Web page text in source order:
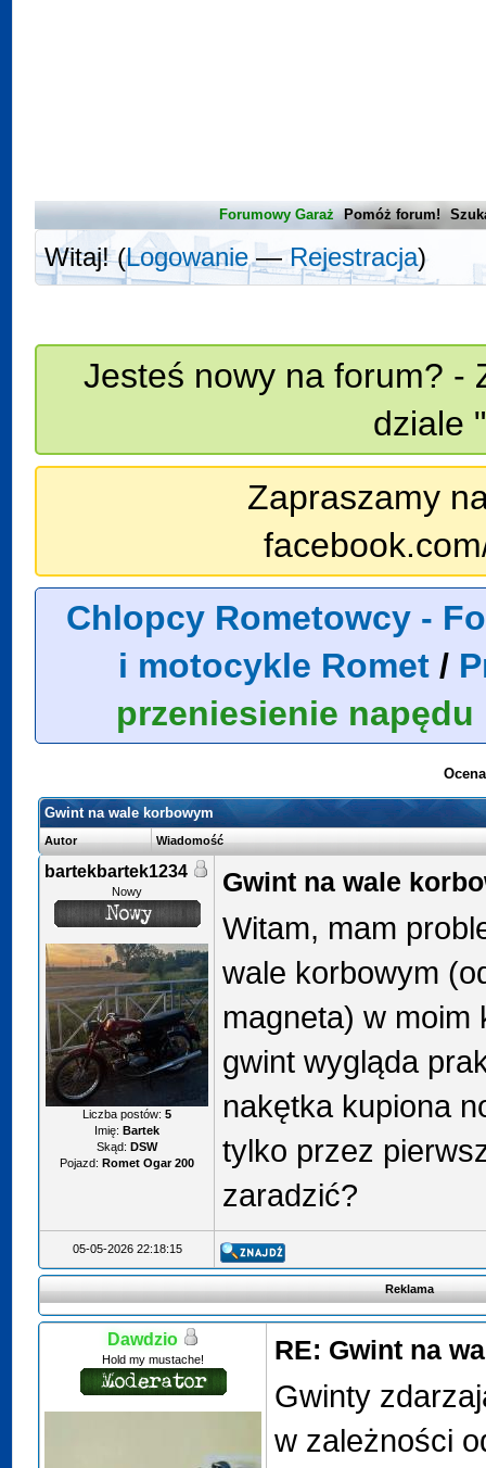
Forumowy Garaż Pomóż forum!
Witaj! (Logowanie—Rejestracja)
Jesteś nowy na forum? -
dziale
Zapraszamy
Chlopcy Rometowcy -
i motocykle Romet /
przeniesienie napędu
Gwint na wale korbowym
Autor Wiadomość
bartekbartek1234
Nowy
Liczba postów:5
Imię: Bartek
Skąd: DSW
Pojazd: Romet Ogar 200
Gwint na wale
Witam, mam
wale korbowym
magneta) w moim
gwint wygląda
nakętka kupiona
tylko przez
zaradzić?
05-05-2026 22:18:15
Reklama
Dawdzio
Hold my mustache! RE: Gwint na
Gwinty
w zależności